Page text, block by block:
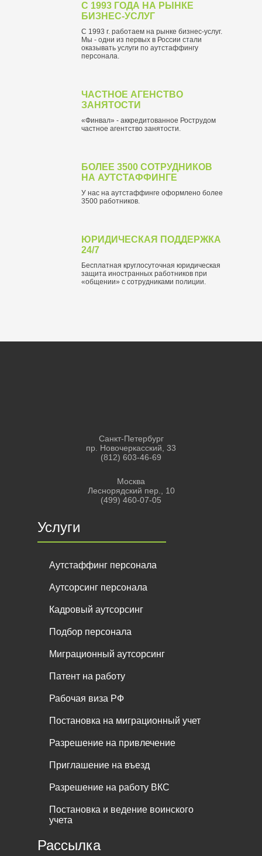
С 1993 ГОДА НА РЫНКЕ
БИЗНЕС-УСЛУГ
С 1993 г. работаем на рынке бизнес-услуг.
Мы - одни из первых в России стали
оказывать услуги по аутстаффингу
персонала.
ЧАСТНОЕ АГЕНСТВО
ЗАНЯТОСТИ
«Финвал» - аккредитованное Рострудом
частное агентство занятости.
БОЛЕЕ 3500 СОТРУДНИКОВ
НА АУТСТАФФИНГЕ
У нас на аутстаффинге оформлено более
3500 работников.
ЮРИДИЧЕСКАЯ ПОДДЕРЖКА
24/7
Бесплатная круглосуточная юридическая
защита иностранных работников при
«общении» с сотрудниками полиции.
Санкт-Петербург
пр. Новочеркасский, 33
(812) 603-46-69
Москва
Леснорядский пер., 10
(499) 460-07-05
Услуги
Аутстаффинг персонала
Аутсорсинг персонала
Кадровый аутсорсинг
Подбор персонала
Миграционный аутсорсинг
Патент на работу
Рабочая виза РФ
Постановка на миграционный учет
Разрешение на привлечение
Приглашение на въезд
Разрешение на работу ВКС
Постановка и ведение воинского
учета
Рассылка